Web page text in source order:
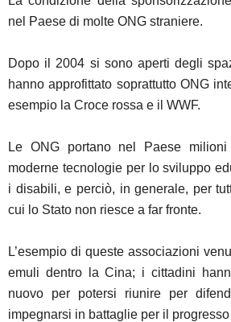
nel Paese di molte ONG straniere.
Dopo il 2004 si sono aperti degli
hanno approfittato soprattutto ONG
esempio la Croce rossa e il WWF.
Le ONG portano nel Paese
moderne tecnologie per lo sviluppo
i disabili, e perciò, in generale, per
cui lo Stato non riesce a far fronte.
L’esempio di queste associazioni
emuli dentro la Cina; i cittadini
nuovo per potersi riunire per
impegnarsi in battaglie per il